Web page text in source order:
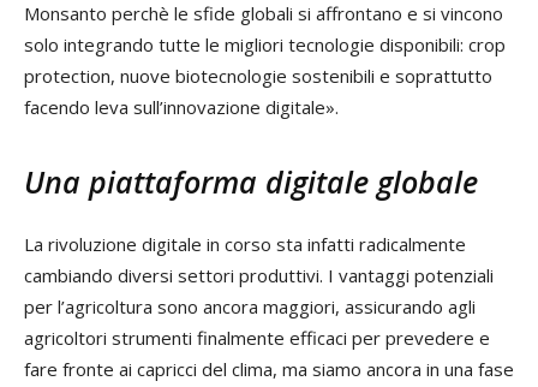
Monsanto perchè le sfide globali si affrontano e si vincono
solo integrando tutte le migliori tecnologie disponibili: crop
protection, nuove biotecnologie sostenibili e soprattutto
facendo leva sull’innovazione digitale».
Una piattaforma digitale globale
La rivoluzione digitale in corso sta infatti radicalmente
cambiando diversi settori produttivi. I vantaggi potenziali
per l’agricoltura sono ancora maggiori, assicurando agli
agricoltori strumenti finalmente efficaci per prevedere e
fare fronte ai capricci del clima, ma siamo ancora in una fase